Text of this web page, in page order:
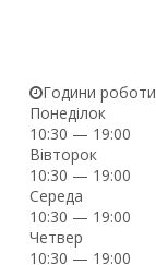
Години роботи
Понеділок
10:30 — 19:00
Вівторок
10:30 — 19:00
Середа
10:30 — 19:00
Четвер
10:30 — 19:00